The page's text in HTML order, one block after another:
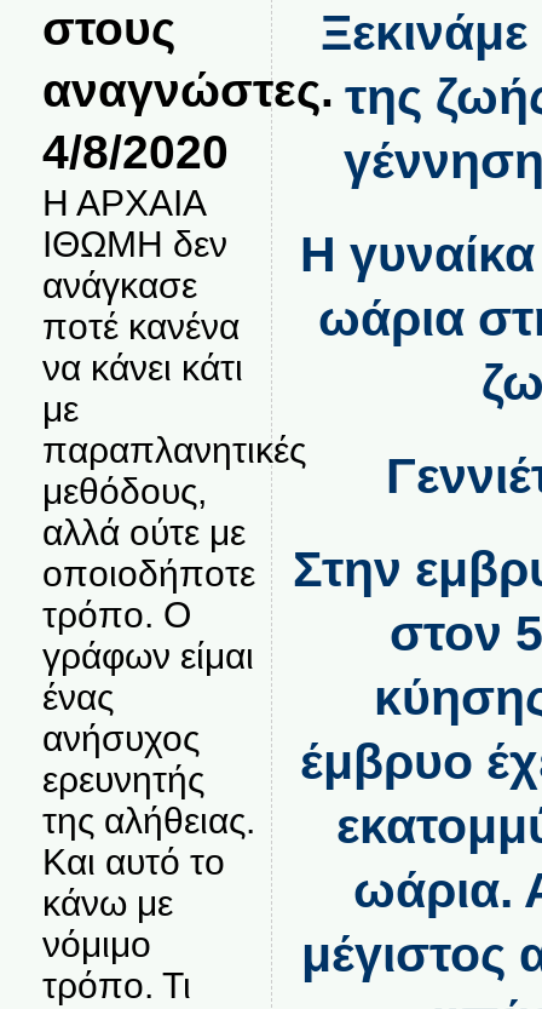
στους
αναγνώστες.
4/8/2020
Η ΑΡΧΑΙΑ
ΙΘΩΜΗ δεν
ανάγκασε
ποτέ κανένα
να κάνει κάτι
με
παραπλανητικές
μεθόδους,
αλλά ούτε με
οποιοδήποτε
τρόπο. Ο
γράφων είμαι
ένας
ανήσυχος
ερευνητής
της αλήθειας.
Και αυτό το
κάνω με
νόμιμο
τρόπο. Τι
της
Η γυναίκα
ωάρια
Στην
στον
έμβρυο
ωάρια.
μέγιστος